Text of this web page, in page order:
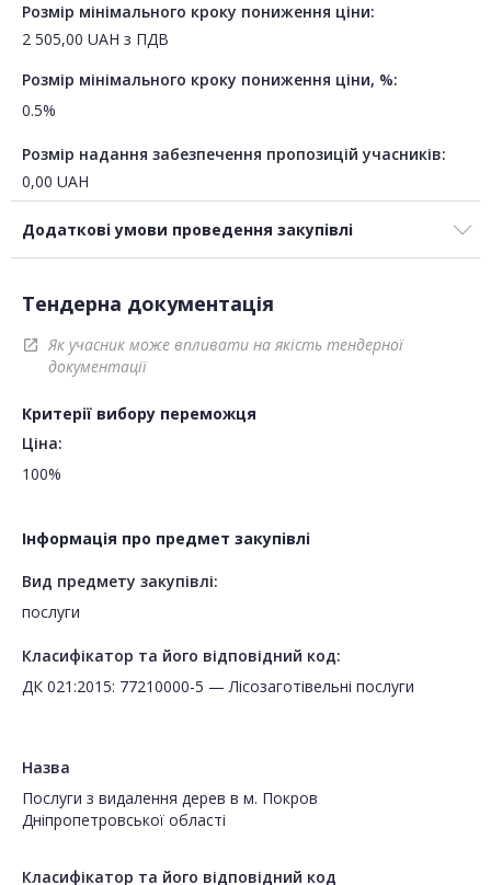
Розмір мінімального кроку пониження ціни:
2 505,00 UAH з ПДВ
Розмір мінімального кроку пониження ціни, %:
0.5%
Розмір надання забезпечення пропозицій учасників:
0,00 UAH
Додаткові умови проведення закупівлі
Тендерна документація
open_in_new
Як учасник може впливати на якість тендерної
документації
Критерії вибору переможця
Ціна:
100%
Інформація про предмет закупівлі
Вид предмету закупівлі:
послуги
Класифікатор та його відповідний код:
ДК 021:2015: 77210000-5 — Лісозаготівельні послуги
Назва
Послуги з видалення дерев в м. Покров
Дніпропетровської області
Класифікатор та його відповідний код